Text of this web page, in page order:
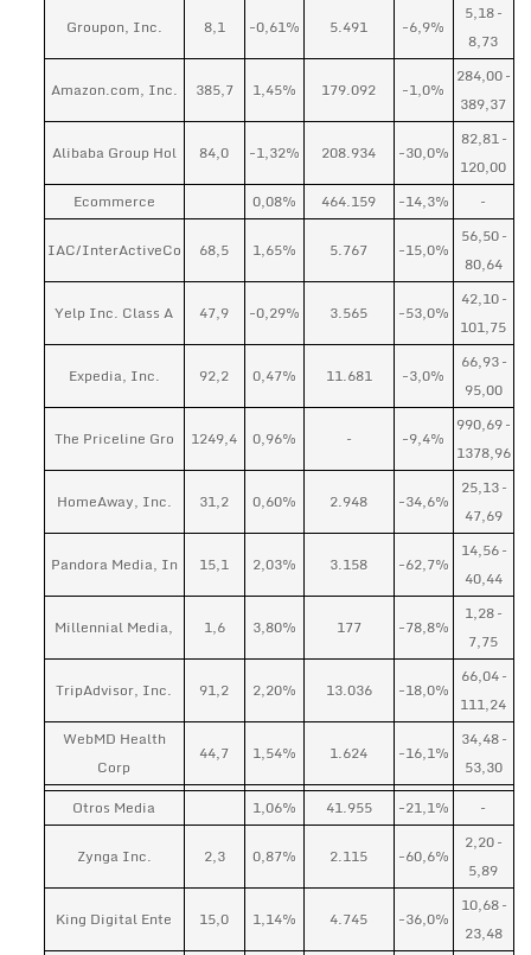
Groupon, Inc. 8,1 -0,61% 5.491 -6,9%
5,18 –
8,73
Amazon.com, Inc. 385,7 1,45% 179.092 -1,0%
284,00 –
389,37
Alibaba Group Hol 84,0 -1,32% 208.934 -30,0%
82,81 –
120,00
Ecommerce
0,08% 464.159 -14,3% –
IAC/InterActiveCo 68,5 1,65% 5.767 -15,0%
56,50 –
80,64
Yelp Inc. Class A 47,9 -0,29% 3.565 -53,0%
42,10 –
101,75
Expedia, Inc. 92,2 0,47% 11.681 -3,0%
66,93 –
95,00
The Priceline Gro 1249,4 0,96% – -9,4%
990,69 –
1378,96
HomeAway, Inc. 31,2 0,60% 2.948 -34,6%
25,13 –
47,69
Pandora Media, In 15,1 2,03% 3.158 -62,7%
14,56 –
40,44
Millennial Media, 1,6 3,80% 177 -78,8%
1,28 –
7,75
TripAdvisor, Inc. 91,2 2,20% 13.036 -18,0%
66,04 –
111,24
WebMD Health
Corp
44,7 1,54% 1.624 -16,1%
34,48 –
53,30
Otros Media
1,06% 41.955 -21,1% –
Zynga Inc. 2,3 0,87% 2.115 -60,6%
2,20 –
5,89
King Digital Ente 15,0 1,14% 4.745 -36,0%
10,68 –
23,48